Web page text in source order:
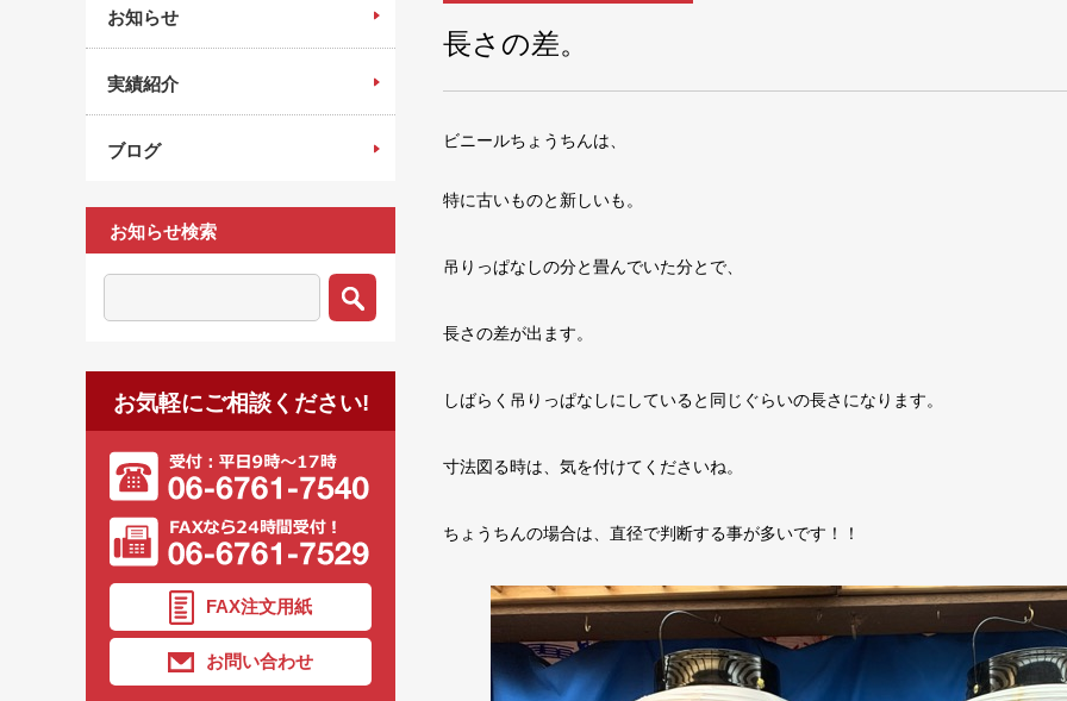
長さの差。
ビニールちょうちんは、
特に古いものと新しいも。
吊りっぱなしの分と畳んでいた分とで、
長さの差が出ます。
しばらく吊りっぱなしにしていると同じぐらいの長さになります。
寸法図る時は、気を付けてくださいね。
ちょうちんの場合は、直径で判断する事が多いです！！
お知らせ
実績紹介
ブログ
お知らせ検索
お気軽にご相談ください!
FAX注文用紙
お問い合わせ